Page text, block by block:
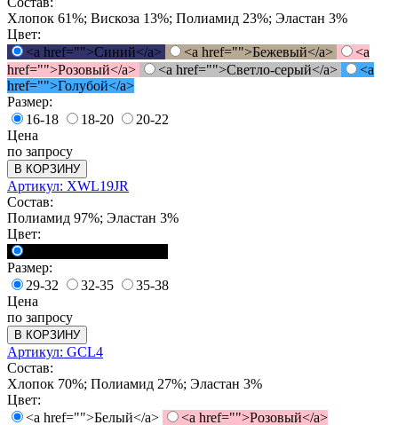
Хлопок 61%; Вискоза 13%; Полиамид 23%; Эластан 3%
Цвет:
<a href="">Синий</a>
<a href="">Бежевый</a>
<a
href="">Розовый</a>
<a href="">Светло-серый</a>
<a
href="">Голубой</a>
Размер:
16-18
18-20
20-22
Цена
по запросу
В КОРЗИНУ
Артикул: XWL19JR
Состав:
Полиамид 97%; Эластан 3%
Цвет:
Размер:
29-32
32-35
35-38
Цена
по запросу
В КОРЗИНУ
Артикул: GCL4
Состав:
Хлопок 70%; Полиамид 27%; Эластан 3%
Цвет:
<a href="">Белый</a>
<a href="">Розовый</a>